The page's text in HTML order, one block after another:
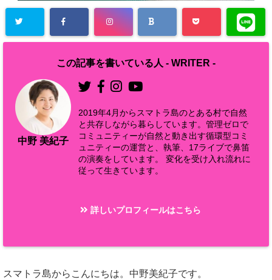
この記事を書いている人 - WRITER -
中野 美紀子
2019年4月からスマトラ島のとある村で自然
と共存しながら暮らしています。管理ゼロで
コミュニティーが自然と動き出す循環型コミ
ュニティーの運営と、執筆、17ライブで鼻笛
の演奏をしています。 変化を受け入れ流れに
従って生きています。
詳しいプロフィールはこちら
スマトラ島からこんにちは。中野美紀子です。